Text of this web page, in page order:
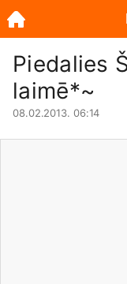
Piedalies
laimē*~
08.02.2013. 06:14